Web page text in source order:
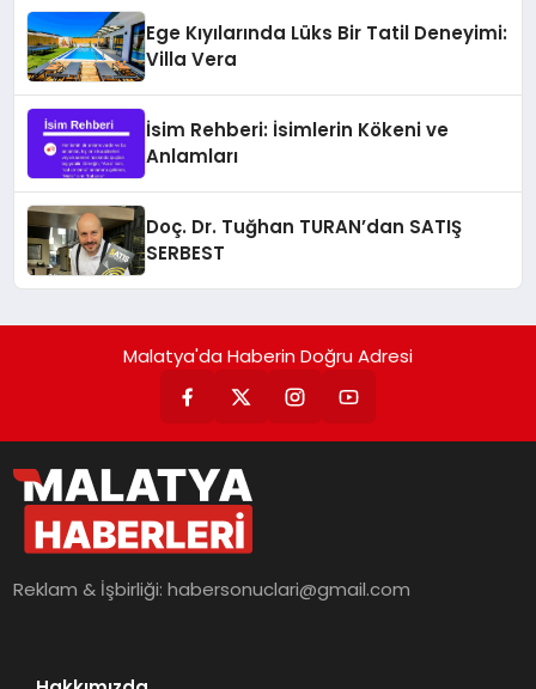
Ege Kıyılarında Lüks Bir Tatil Deneyimi:
Villa Vera
İsim Rehberi: İsimlerin Kökeni ve
Anlamları
Doç. Dr. Tuğhan TURAN’dan SATIŞ
SERBEST
Malatya'da Haberin Doğru Adresi
Reklam & İşbirliği:habersonuclari@gmail.com